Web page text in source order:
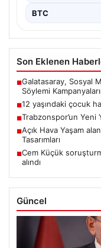
BTC
Son Eklenen
■Galatasaray, Sosyal
Söylemi
■12 yaşındaki çocuk
■Trabzonspor’un Yeni
■Açık Hava Yaşam
Tasarımları
■Cem Küçük
alındı
Güncel